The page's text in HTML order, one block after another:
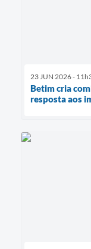
23 JUN 2026 -
Betim cria
resposta aos